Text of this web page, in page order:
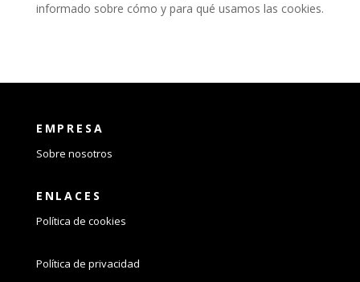
informado sobre cómo y para qué usamos las cookies.
EMPRESA
Sobre nosotros
ENLACES
Política de cookies
Política de privacidad